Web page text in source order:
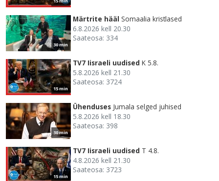
30 min
Märtrite hääl Somaalia kristlased
6.8.2026 kell 20.30
Saateosa: 334
15 min
TV7 Iisraeli uudised K 5.8.
5.8.2026 kell 21.30
Saateosa: 3724
30 min
Ühenduses Jumala selged juhised
5.8.2026 kell 18.30
Saateosa: 398
15 min
TV7 Iisraeli uudised T 4.8.
4.8.2026 kell 21.30
Saateosa: 3723